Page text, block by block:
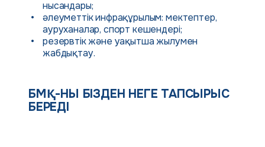
нысандары;
әлеуметтік инфрақұрылым: мектептер,
ауруханалар, спорт кешендері;
резервтік және уақытша жылумен
жабдықтау.
БМҚ-НЫ БІЗДЕН НЕГЕ ТАПСЫРЫС
БЕРЕДІ